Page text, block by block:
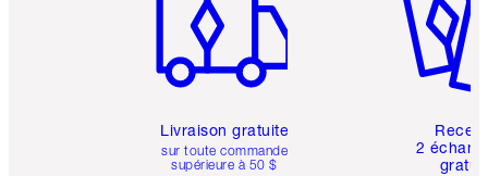
Livraison gratuite
sur toute commande
supérieure à 50 $
2